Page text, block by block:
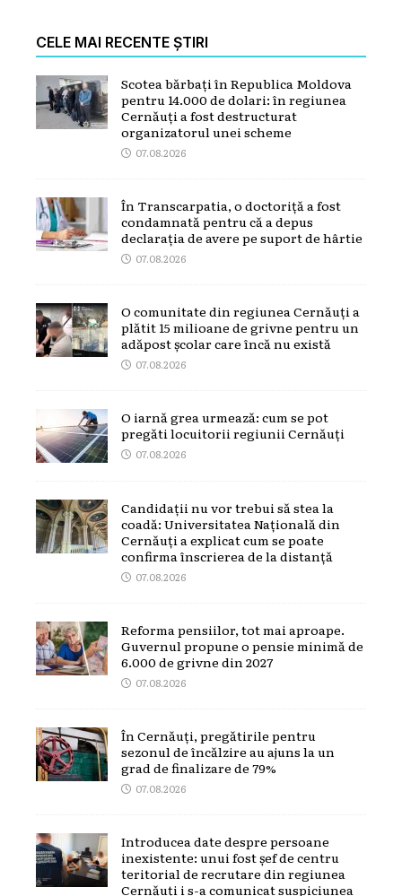
CELE MAI RECENTE ȘTIRI
Scotea bărbați în Republica Moldova
pentru 14.000 de dolari: în regiunea
Cernăuți a fost destructurat
organizatorul unei scheme
07.08.2026
În Transcarpatia, o doctoriță a fost
condamnată pentru că a depus
declarația de avere pe suport de hârtie
07.08.2026
O comunitate din regiunea Cernăuți a
plătit 15 milioane de grivne pentru un
adăpost școlar care încă nu există
07.08.2026
O iarnă grea urmează: cum se pot
pregăti locuitorii regiunii Cernăuți
07.08.2026
Candidații nu vor trebui să stea la
coadă: Universitatea Națională din
Cernăuți a explicat cum se poate
confirma înscrierea de la distanță
07.08.2026
Reforma pensiilor, tot mai aproape.
Guvernul propune o pensie minimă de
6.000 de grivne din 2027
07.08.2026
În Cernăuți, pregătirile pentru
sezonul de încălzire au ajuns la un
grad de finalizare de 79%
07.08.2026
Introducea date despre persoane
inexistente: unui fost șef de centru
teritorial de recrutare din regiunea
Cernăuți i s-a comunicat suspiciunea